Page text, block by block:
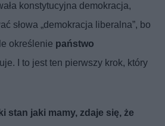
konstytucyjna demokracja,
słowa „demokracja liberalna”, bo
określenie państwo
I to jest ten pierwszy krok, który
stan jaki mamy, zdaje się, że